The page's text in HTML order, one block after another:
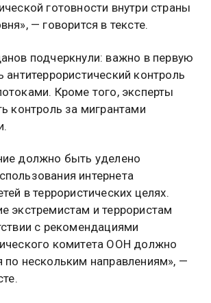
готовности внутри страны
— говорится в тексте.
подчеркнули: важно в первую
антитеррористический контроль
Кроме того, эксперты
контроль за мигрантами
должно быть уделено
интернета
в террористических целях.
экстремистам и террористам
с рекомендациями
комитета ООН должно
по нескольким направлениям», —